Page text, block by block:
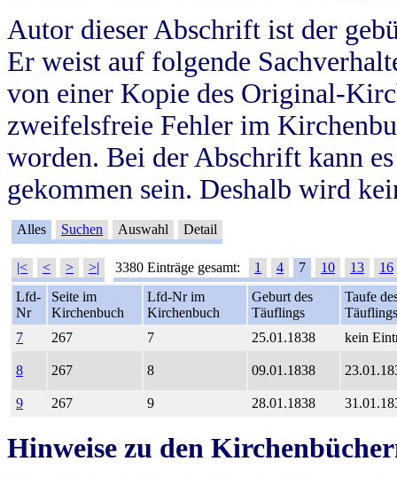
Autor dieser Abschrift ist der
Er weist auf folgende
von einer Kopie des Original-
zweifelsfreie Fehler im
worden. Bei der Abschrift kann
gekommen sein. Deshalb wird
Alles Suchen Auswahl Detail
|< < > >| 3380 Einträge gesamt: 1 4 7 10 13
16
Lfd-
Nr
Seite im
Kirchenbuch
Lfd-Nr im
Kirchenbuch
Geburt des
Täuflings
Taufe
Täuflings
7
267 7 25.01.1838 kein
8 267 8 09.01.1838
9 267 9 28.01.1838
Hinweise zu den